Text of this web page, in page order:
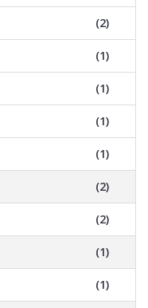
(2)
(1)
(1)
(1)
(1)
(2)
(2)
(1)
(1)